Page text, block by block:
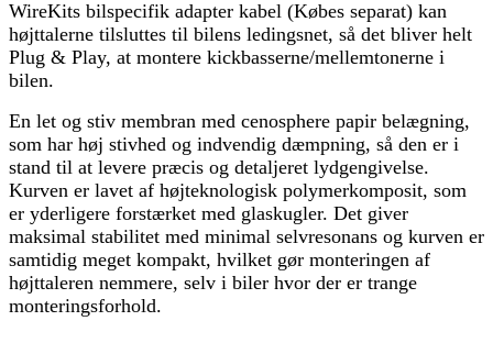
WireKits bilspecifik adapter kabel (Købes separat) kan
højttalerne tilsluttes til bilens ledingsnet, så det bliver helt
Plug & Play, at montere kickbasserne/mellemtonerne i
bilen.
En let og stiv membran med cenosphere papir belægning,
som har høj stivhed og indvendig dæmpning, så den er i
stand til at levere præcis og detaljeret lydgengivelse.
Kurven er lavet af højteknologisk polymerkomposit, som
er yderligere forstærket med glaskugler. Det giver
maksimal stabilitet med minimal selvresonans og kurven er
samtidig meget kompakt, hvilket gør monteringen af
højttaleren nemmere, selv i biler hvor der er trange
monteringsforhold.